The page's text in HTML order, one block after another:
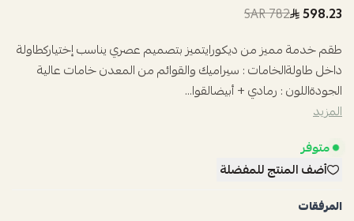
598.23
782 SAR
طقم خدمة مميز من ديكورايتميز بتصميم عصري يناسب إختياركطاولة
داخل طاولةالخامات : سيراميك والقوائم من المعدن خامات عالية
الجودةاللون : رمادي + أبيضالقوا...
المزيد
متوفر
أضف المنتج للمفضلة
المرفقات